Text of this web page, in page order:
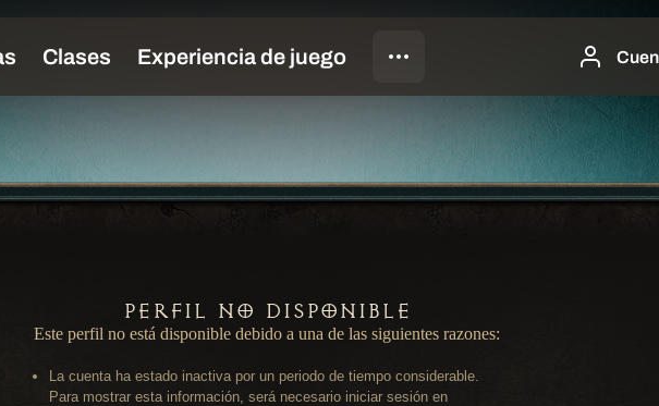
Perfil no disponible
Este perfil no está disponible debido a una de las siguientes razones:
La cuenta ha estado inactiva por un periodo de tiempo considerable.
Para mostrar esta información, será necesario iniciar sesión en